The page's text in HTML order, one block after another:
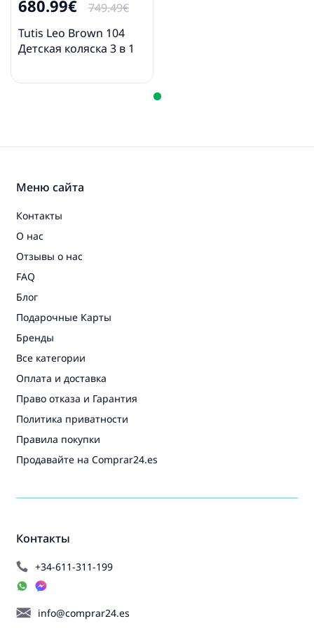
❤ дождевик
❤ держатель для бутылочки
❤ сумка для покупок
680.99€
749.49€
Tutis Leo Brown 104
Детская коляска 3 в 1
Контакты
+34-611-311-199
info@comprar24.es
Меню сайта
Контакты
О нас
Отзывы о нас
FAQ
Блог
Подарочные Карты
Бренды
Все категории
Оплата и доставка
Право отказа и Гарантия
Политика приватности
Правила покупки
Продавайте на Comprar24.es